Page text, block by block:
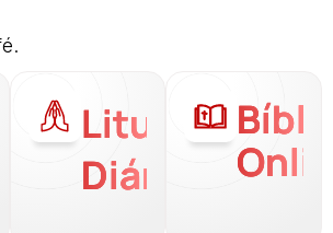
Liturgia
Diária